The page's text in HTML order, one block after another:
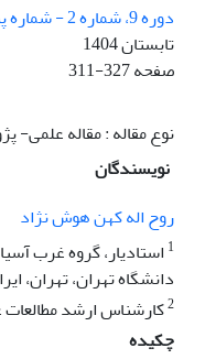
دوره 9، شماره 2 - شماره پیاپی 33
تابستان 1404
صفحه311-327
نوع مقاله : مقاله
نویسندگان
روح اله کهن هوش نژاد
1 استادیار، گروه غرب
دانشگاه تهران، تهران،
2کارشناس ارشد مطالعات
چکیده